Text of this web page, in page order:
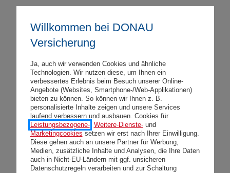
Willkommen bei DONAU
Versicherung
Ja, auch wir verwenden Cookies und ähnliche
Technologien. Wir nutzen diese, um Ihnen ein
verbessertes Erlebnis beim Besuch unserer Online-
Angebote (Websites, Smartphone-/Web-Applikationen)
bieten zu können. So können wir Ihnen z. B.
personalisierte Inhalte zeigen und unsere Services
laufend verbessern und ausbauen. Cookies für
Leistungsbezogene-, Weitere-Dienste-und
Marketingcookies setzen wir erst nach Ihrer Einwilligung.
Diese gehen auch an unsere Partner für Werbung,
Medien, zusätzliche Inhalte und Analysen, die Ihre Daten
auch in Nicht-EU-Ländern mit ggf. unsicheren
Datenschutzregeln verarbeiten und zur Schaltung
Gewinnbeteiligungsbroschüre zum
31.12.2013
PDF 116 KB
Gewinnbeteiligungsbroschüre zum
31.12.2012
PDF 78 KB
Gewinnbeteiligungsbroschüre zum
31.12.2011
PDF 77 KB